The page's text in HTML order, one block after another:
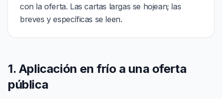
con la oferta. Las cartas largas se hojean; las
breves y específicas se leen.
1. Aplicación en frío a una oferta
pública